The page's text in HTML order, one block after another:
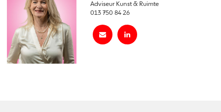
Adviseur Kunst & Ruimte
013 750 84 26